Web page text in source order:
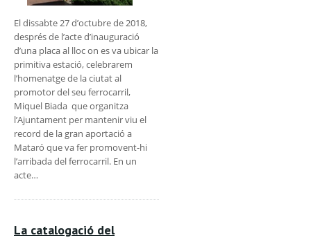
El dissabte 27 d’octubre de 2018,
després de l’acte d’inauguració
d’una placa al lloc on es va ubicar la
primitiva estació, celebrarem
l’homenatge de la ciutat al
promotor del seu ferrocarril,
Miquel Biada que organitza
l’Ajuntament per mantenir viu el
record de la gran aportació a
Mataró que va fer promovent-hi
l’arribada del ferrocarril. En un
acte…
La catalogació del